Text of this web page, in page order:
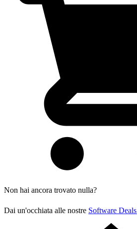
Non hai ancora trovato nulla?
Dai un'occhiata alle nostre Software Deals